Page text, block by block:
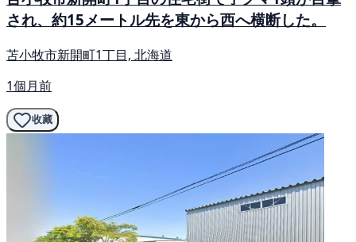
され、約15メートル先を東から西へ横断した。
苫小牧市新開町1丁目, 北海道
1個月前
收藏